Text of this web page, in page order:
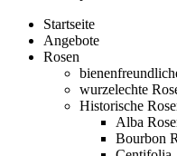
Startseite
Angebote
Rosen
wurzelechte
Historische
Alba
Bourbon